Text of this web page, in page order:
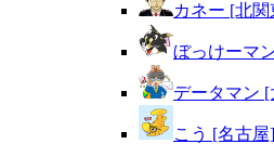
カネー [北関
ぼっけーマ
データマン [
こう [名古屋]